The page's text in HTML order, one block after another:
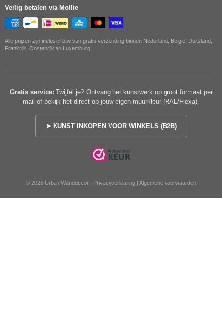
Veilig betalen via Mollie
Alle prijzen zijn inclusief btw van gratis verzending binnen Nederland, België, Duitsland,
Frankrijk, Oostenrijk en Luxemburg.
Gratis service: Twijfel je? Ontvang het kunstwerk op groot formaat per
mail of bekijk het direct op jouw eigen muurkleur (RAL/Flexa).
➤ KUNST INKOPEN VOOR WINKELS (B2B)
© 2026 Urban Wanddecor | Privacyverklaring | Algemene voorwaarden